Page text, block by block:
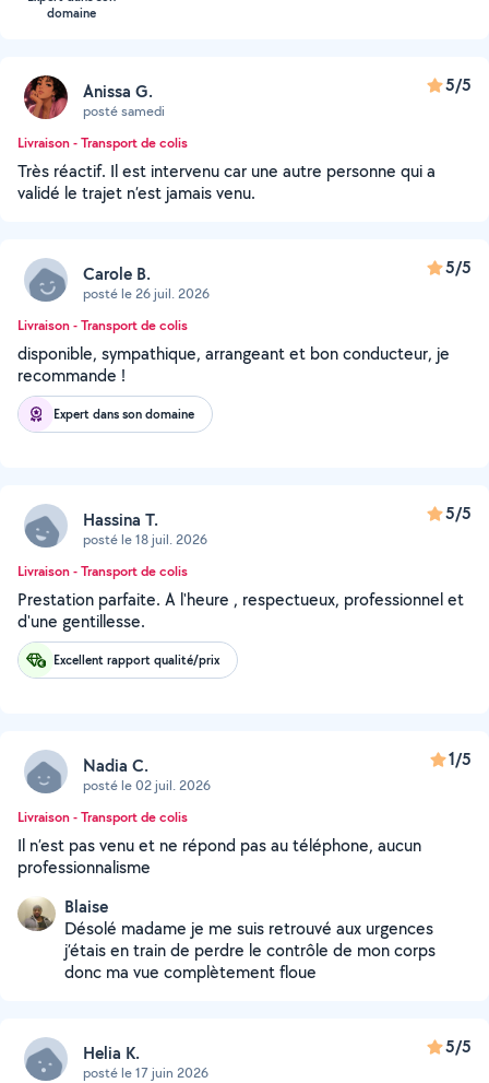
domaine
Anissa G.
posté samedi
5/5
Livraison - Transport de colis
Très réactif. Il est intervenu car une autre personne qui a
validé le trajet n’est jamais venu.
Carole B.
posté le 26 juil. 2026
5/5
Livraison - Transport de colis
disponible, sympathique, arrangeant et bon conducteur, je
recommande !
Expert dans son domaine
Hassina T.
posté le 18 juil. 2026
5/5
Livraison - Transport de colis
Prestation parfaite. A l'heure , respectueux, professionnel et
d'une gentillesse.
Excellent rapport qualité/prix
Nadia C.
posté le 02 juil. 2026
1/5
Livraison - Transport de colis
Il n’est pas venu et ne répond pas au téléphone, aucun
professionnalisme
Blaise
Désolé madame je me suis retrouvé aux urgences
j’étais en train de perdre le contrôle de mon corps
donc ma vue complètement floue
Helia K.
posté le 17 juin 2026
5/5